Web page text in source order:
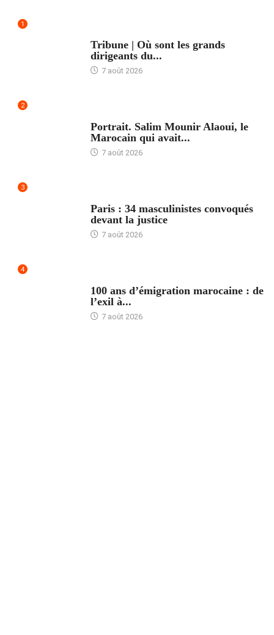
1
Tribune | Où sont les grands
dirigeants du...
7 août 2026
2
Portrait. Salim Mounir Alaoui, le
Marocain qui avait...
7 août 2026
3
Paris : 34 masculinistes convoqués
devant la justice
7 août 2026
4
100 ans d’émigration marocaine : de
l’exil à...
7 août 2026